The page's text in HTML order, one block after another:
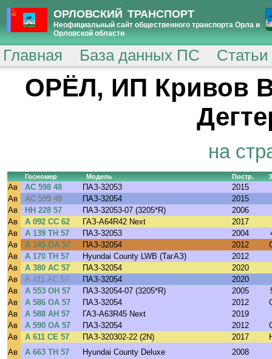
ОРЛОВСКИЙ ТРАНСПОРТ
Неофициальный сайт общественного транспорта Орла и
Орловской области
Главная База данных ПС
ОРЁЛ, ИП Кривов
на
Госномер Модель Постр.
Ав АС 598 48 ПАЗ-32053
2015
Ав
АС 599 48 ПАЗ-32054
2015
Ав
НН 228 57 ПАЗ-32053-07 (3205*R)
2006
Ав
А 092 СС 62 ГАЗ-A64R42 Next
2017
Ав
А 139 ТН 57 ПАЗ-32053 2004
Ав
А 145 ОА 57 ПАЗ-32054 2012
Ав
А 170 ТН 57 Hyundai County LWB (ТагАЗ)
2012
Ав
А 380 АС 57 ПАЗ-32054
2020
Ав
А 411 АС 57 ПАЗ-32054
2020
Ав
А 553 ОН 57 ПАЗ-32054-07 (3205*R) 2005
Ав
А 586 ОА 57 ПАЗ-32054 2012
Ав
А 588 АН 57 ГАЗ-A63R45 Next
2019
Ав
А 590 ОА 57 ПАЗ-32054 2012
Ав
А 611 СЕ 57 ПАЗ-320302-22 (2N) 2017
Ав
А 663 ТН 57 Hyundai County Deluxe
2008